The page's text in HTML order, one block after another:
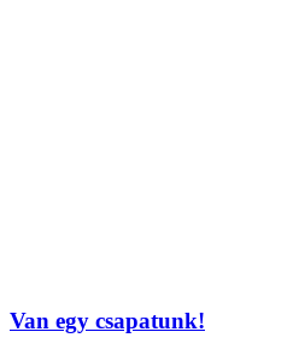
Van egy csapatunk!